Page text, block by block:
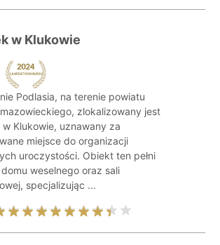
w Klukowie
Podlasia, na terenie powiatu
zlokalizowany jest
w Klukowie, uznawany za
miejsce do organizacji
uroczystości. Obiekt ten pełni
weselnego oraz sali
specjalizując ...